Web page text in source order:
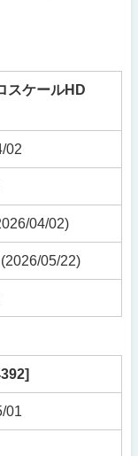
スケールHD
02
04/02)
05/22)
01